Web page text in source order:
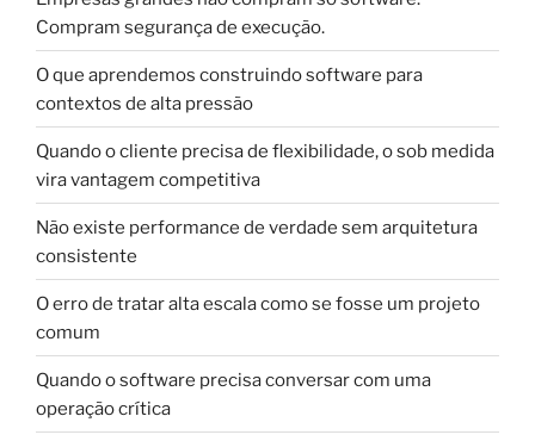
Compram segurança de execução.
O que aprendemos construindo software para
contextos de alta pressão
Quando o cliente precisa de flexibilidade, o sob medida
vira vantagem competitiva
Não existe performance de verdade sem arquitetura
consistente
O erro de tratar alta escala como se fosse um projeto
comum
Quando o software precisa conversar com uma
operação crítica